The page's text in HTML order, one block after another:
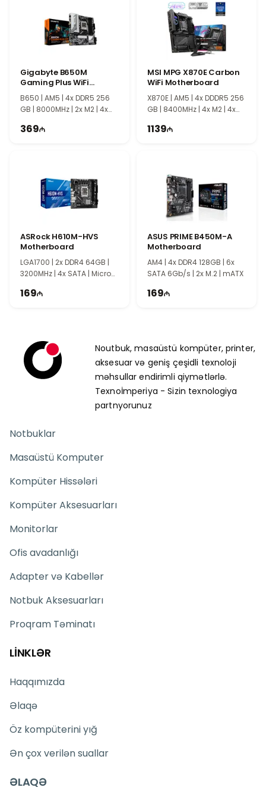
və uzunömürlü işləmə xüsusiyyətləri ASUS H110M-K
modelini ev və ofis kompüterləri üçün uğurlu ana plata
seçimlərindən birinə çevirir.
Gigabyte B650M
Gaming Plus WiFi
Motherboard
B650 | AM5 | 4x DDR5 256
GB | 8000MHz | 2x M2 | 4x
369
MSI MPG X870E Carbon
WiFi Motherboard
X870E | AM5 | 4x DDDR5 256
GB | 8400MHz | 4x M2 | 4x
1139
ASRock H610M-HVS
Motherboard
LGA1700​​​​​​​ | 2x DDR4 64GB |
3200MHz | 4x SATA | Micro
169
ASUS PRIME B450M-A
Motherboard
AM4 | 4x DDR4 128GB | 6x
SATA 6Gb/s | 2x M.2 | mATX
169
Noutbuk, masaüstü kompüter, printer,
aksesuar və geniş çeşidli texnoloji
məhsullar endirimli qiymətlərlə.
Texnoİmperiya - Sizin texnologiya
partnyorunuz
Notbuklar
Masaüstü Komputer
Kompüter Hissələri
Kompüter Aksesuarları
Monitorlar
Ofis avadanlığı
Adapter və Kabellər
Notbuk Aksesuarları
Proqram Təminatı
LİNKLƏR
Haqqımızda
Əlaqə
Öz kompüterini yığ
Ən çox verilən suallar
ƏLAQƏ